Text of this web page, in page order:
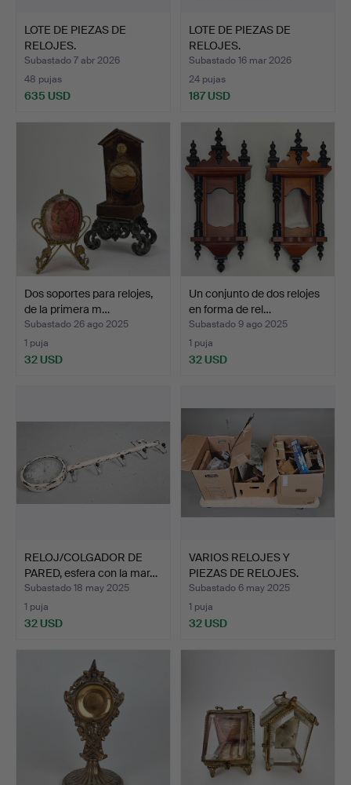
LOTE DE PIEZAS DE
RELOJES.
Subastado 7 abr 2026
48 pujas
635 USD
LOTE DE PIEZAS DE
RELOJES.
Subastado 16 mar 2026
24 pujas
187 USD
Dos soportes para relojes,
de la primera m…
Subastado 26 ago 2025
1 puja
32 USD
Un conjunto de dos relojes
en forma de rel…
Subastado 9 ago 2025
1 puja
32 USD
RELOJ/COLGADOR DE
PARED, esfera con la mar…
Subastado 18 may 2025
1 puja
32 USD
VARIOS RELOJES Y
PIEZAS DE RELOJES.
Subastado 6 may 2025
1 puja
32 USD